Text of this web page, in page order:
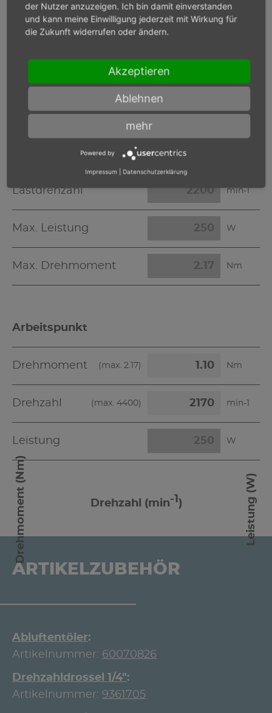
Lastdrehzahl min-1
Max. Drehmoment
Bei Eingangsdruck
Lastdrehzahl min-1
Max. Leistung W
Max. Drehmoment Nm
Arbeitspunkt
Drehmoment (max. 2.17) Nm
Drehzahl (max. 4400) min-1
Leistung W
Drehmoment (Nm) Leistung (W)
Drehzahl (min-1 )
ARTIKELZUBEHÖR
Abluftentöler
Artikelnummer: 60070826
Drehzahldrossel 1/4"
Artikelnummer: 9361705
der Nutzer anzuzeigen. Ich bin damit einverstanden
und kann meine Einwilligung jederzeit mit Wirkung für
die Zukunft widerrufen oder ändern.
Akzeptieren
Ablehnen
mehr
Powered by
Impressum Datenschutzerklärung